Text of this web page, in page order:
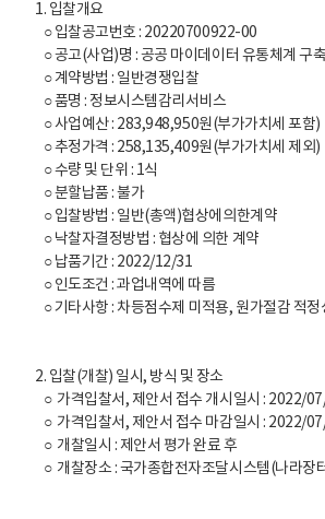
1. 입찰개요
○ 입찰공고번호 : 20220700922-00
○ 공고(사업)명 : 공공 마이데이터 유통체계 구
○ 계약방법 : 일반경쟁입찰
○ 품명 : 정보시스템감리서비스
○ 사업예산 : 283,948,950원(부가가치세 포함)
○ 추정가격 : 258,135,409원(부가가치세 제외)
○ 수량 및 단위 : 1식
○ 분할납품 : 불가
○ 입찰방법 : 일반(총액)협상에의한계약
○ 낙찰자결정방법 : 협상에 의한 계약
○ 납품기간 : 2022/12/31
○ 인도조건 : 과업내역에 따름
○ 기타사항 : 차등점수제 미적용, 원가절감 적정
2. 입찰(개찰) 일시, 방식 및 장소
○ 가격입찰서, 제안서 접수 개시일시 : 2022/
○ 가격입찰서, 제안서 접수 마감일시 : 2022/
○ 개찰일시 : 제안서 평가 완료 후
○ 개찰장소 : 국가종합전자조달시스템(나라장